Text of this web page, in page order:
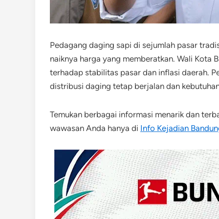
Pedagang daging sapi di sejumlah pasar
naiknya harga yang memberatkan. Wali Kota
terhadap stabilitas pasar dan inflasi daerah.
distribusi daging tetap berjalan dan
Temukan berbagai informasi menarik dan
wawasan Anda hanya di Info Kejadian